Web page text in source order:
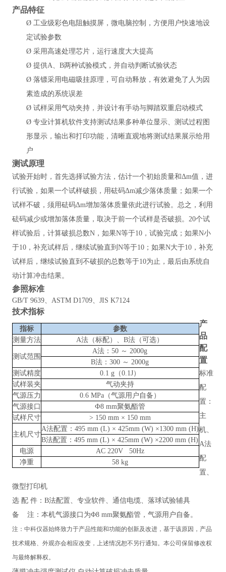
产品特征
Ø 工业级彩色电阻触摸屏，微电脑控制，方便用户快速地设
定试验参数
Ø 采用高速处理芯片，运行速度大大提高
Ø 提供A、B两种试验模式，并自动判断试验状态
Ø 落镖采用电磁吸挂原理，可自动释放，有效避免了人为因
素造成的系统误差
Ø 试样采用气动夹持，并设计有手动与脚踏双重启动模式
Ø 专业计算机软件支持测试结果多种单位显示、测试过程图
形显示，输出和打印功能，清晰直观地将测试结果展示给用
户
测试原理
试验开始时，首先选择试验方法，估计一个初始质量和Δm值，进
行试验，如果一个试样破损，用砝码Δm减少落体质量；如果一个
试样不破，须用砝码Δm增加落体质量依此进行试验。总之，利用
砝码减少或增加落体质量，取决于前一个试样是否破损。20个试
样试验后，计算破损总数N，如果N等于10，试验完成；如果N小
于10，补充试样后，继续试验直到N等于10；如果N大于10，补充
试样后，继续试验直到不破损的总数等于10为止，最后由系统自
动计算冲击结果。
参照标准
GB/T 9639、ASTM D1709、JIS K7124
技术指标
指标
参数
测量方法
A法（标配）、B法（可选）
测试范围
A法：50 ～ 2000g
B法：300 ～ 2000g
测试精度
0.1 g（0.1J）
试样装夹
气动夹持
气源压力
0.6 MPa（气源用户自备）
气源接口
Ф8 mm聚氨酯管
试样尺寸
> 150 mm × 150 mm
主机尺寸
A法配置：495 mm (L) × 425mm (W) ×1300 mm (H)
B法配置：495 mm (L) × 425mm (W) ×2200 mm (H)
电源
AC 220V 50Hz
净重
58 kg
产
品
配
置
标准
配
置：
主
机、
A法
配
置、
微型打印机
选 配 件： B法配置、专业软件、通信电缆、落球试验辅具
备
注：本机气源接口为Φ8 mm聚氨酯管，气源用户自备。
注： 中科仪器始终致力于产品性能和功能的创新及改进，基于该原因，产品
技术规格、外观亦会相应改变，上述情况恕不另行通知。本公司保留修改权
与最终解释权。